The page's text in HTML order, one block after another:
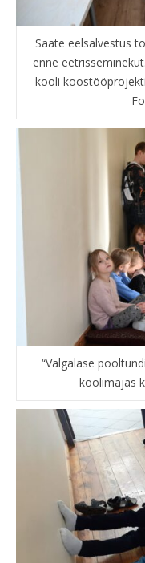
Saate eelsalvestus
enne
kooli
“Valgalase
koolimajas